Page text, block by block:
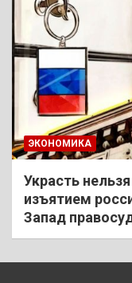
ЭКОНОМИКА
Украсть
изъятием
Запад